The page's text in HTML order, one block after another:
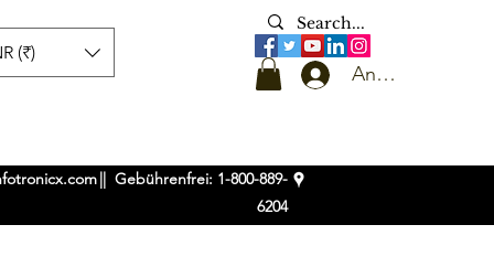
Anmelden
(₹)
|| Gebührenfrei: 1-800-889-
6204